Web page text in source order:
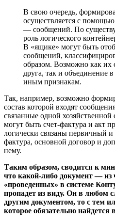
В свою очередь,
осуществляется с
— сообщений. По
роль логического
В «ящике» могут быть
сообщений,
образом. Возможно как их
друга, так и объединение
иным признакам.
Так, например, возможно
состав которой входят
связанные одной
могут быть счет-фактура и акт
логически связаны первичный
фактура, основной договор и
нему.
Таким образом, сводится к
что какой-либо документ — из
«проведенных» в системе
пропадет из виду. Он в любом
другим документом, то с тем
которое обязательно найдется